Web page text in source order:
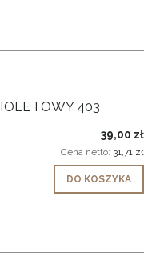
403
39,00 zł
Cena netto: 31,71 zł
DO KOSZYKA